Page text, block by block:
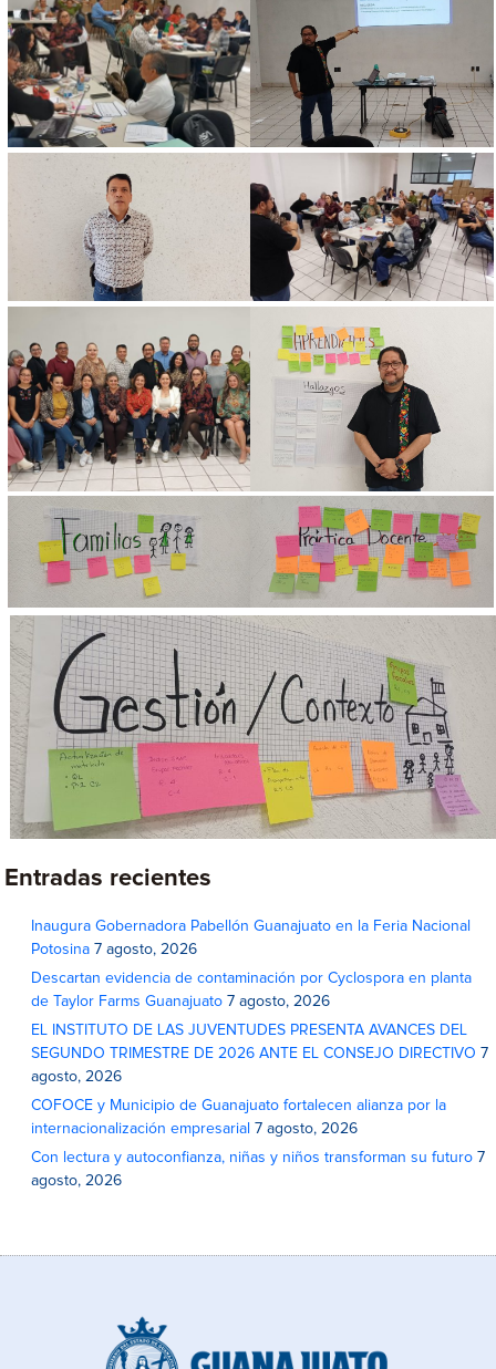
Entradas recientes
Inaugura Gobernadora Pabellón Guanajuato en la Feria Nacional
Potosina 7 agosto, 2026
Descartan evidencia de contaminación por Cyclospora en planta
de Taylor Farms Guanajuato 7 agosto, 2026
EL INSTITUTO DE LAS JUVENTUDES PRESENTA AVANCES DEL
SEGUNDO TRIMESTRE DE 2026 ANTE EL CONSEJO DIRECTIVO 7
agosto, 2026
COFOCE y Municipio de Guanajuato fortalecen alianza por la
internacionalización empresarial 7 agosto, 2026
Con lectura y autoconfianza, niñas y niños transforman su futuro 7
agosto, 2026